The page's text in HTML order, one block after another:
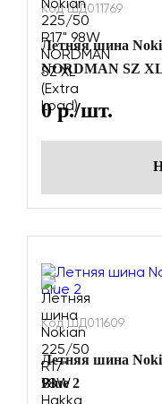
Код ШД011769
Летняя шина
NORDMAN SZ
0р./шт.
Код ШД011609
Летняя шина
Blue 2